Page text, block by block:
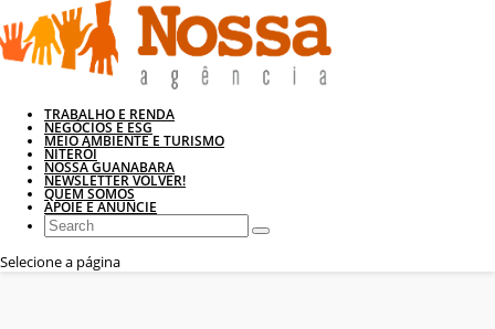
TRABALHO E RENDA
NEGÓCIOS E ESG
MEIO AMBIENTE E TURISMO
NITERÓI
NOSSA GUANABARA
NEWSLETTER VOLVER!
QUEM SOMOS
APOIE E ANUNCIE
Selecione a página